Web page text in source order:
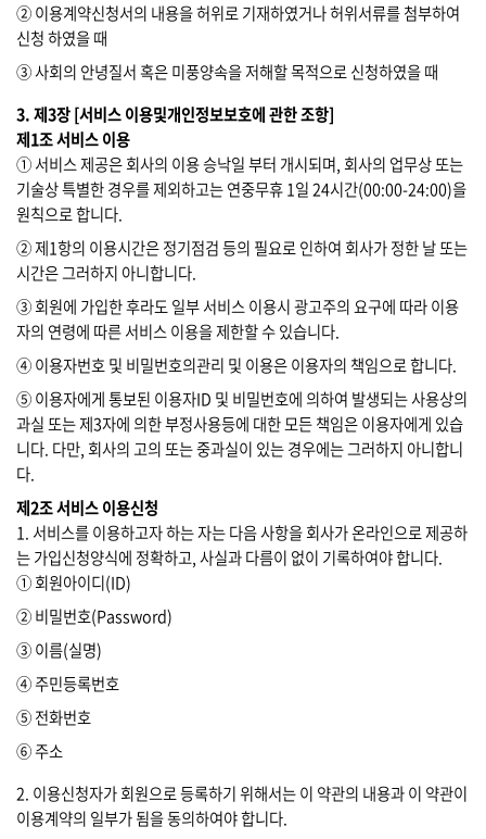
② 이용계약신청서의 내용을 허위로 기재하였거나 허위서류를 첨부하여
신청 하였을 때
③ 사회의 안녕질서 혹은 미풍양속을 저해할 목적으로 신청하였을 때
3. 제3장 [서비스 이용및개인정보보호에 관한 조항]
제1조 서비스 이용
① 서비스 제공은 회사의 이용 승낙일 부터 개시되며, 회사의 업무상 또는
기술상 특별한 경우를 제외하고는 연중무휴 1일 24시간(00:00-24:00)을
원칙으로 합니다.
② 제1항의 이용시간은 정기점검 등의 필요로 인하여 회사가 정한 날 또는
시간은 그러하지 아니합니다.
③ 회원에 가입한 후라도 일부 서비스 이용시 광고주의 요구에 따라 이용
자의 연령에 따른 서비스 이용을 제한할 수 있습니다.
④ 이용자번호 및 비밀번호의관리 및 이용은 이용자의 책임으로 합니다.
⑤ 이용자에게 통보된 이용자ID 및 비밀번호에 의하여 발생되는 사용상의
과실 또는 제3자에 의한 부정사용등에 대한 모든 책임은 이용자에게 있습
니다. 다만, 회사의 고의 또는 중과실이 있는 경우에는 그러하지 아니합니
다.
제2조 서비스 이용신청
1. 서비스를 이용하고자 하는 자는 다음 사항을 회사가 온라인으로 제공하
는 가입신청양식에 정확하고, 사실과 다름이 없이 기록하여야 합니다.
① 회원아이디(ID)
② 비밀번호(Password)
③ 이름(실명)
④ 주민등록번호
⑤ 전화번호
⑥ 주소
2. 이용신청자가 회원으로 등록하기 위해서는 이 약관의 내용과 이 약관이
이용계약의 일부가 됨을 동의하여야 합니다.